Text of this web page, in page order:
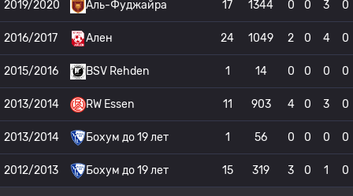
2019/2020 Аль-Фуджайра 17 1344 0 0 3 0
2016/2017 Ален 24 1049 2 0 4 0
2015/2016 BSV Rehden 1 14 0 0 0 0
2013/2014 RW Essen 11 903 4 0 3 0
2013/2014 Бохум до 19 лет 1 56 0 0 0 0
2012/2013 Бохум до 19 лет 15 319 3 0 1 0